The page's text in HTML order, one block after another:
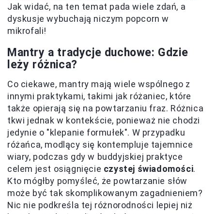
Jak widać, na ten temat pada wiele zdań, a
dyskusje wybuchają niczym popcorn w
mikrofali!
Mantry a tradycje duchowe: Gdzie
leży różnica?
Co ciekawe, mantry mają wiele wspólnego z
innymi praktykami, takimi jak różaniec, które
także opierają się na powtarzaniu fraz. Różnica
tkwi jednak w kontekście, ponieważ nie chodzi
jedynie o "klepanie formułek". W przypadku
różańca, modlący się kontempluje tajemnice
wiary, podczas gdy w buddyjskiej praktyce
celem jest osiągnięcie czystej świadomości.
Kto mógłby pomyśleć, że powtarzanie słów
może być tak skomplikowanym zagadnieniem?
Nic nie podkreśla tej różnorodności lepiej niż